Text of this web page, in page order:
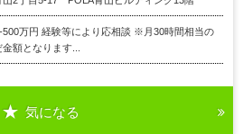
500万円 経験等により応相談 ※月30時間相当の
額となります...
気になる